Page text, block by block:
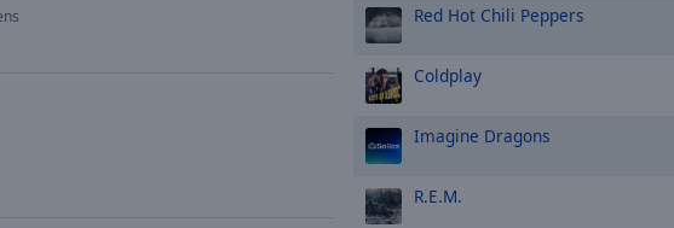
Red Hot Chili Peppers
Coldplay
Imagine Dragons
R.E.M.